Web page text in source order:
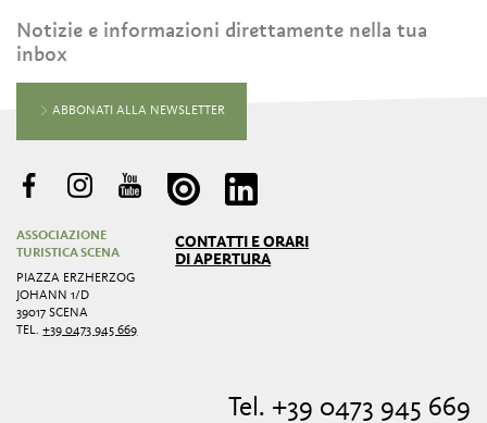
Notizie e informazioni direttamente nella tua
inbox
ABBONATI ALLA NEWSLETTER
ASSOCIAZIONE
TURISTICA SCENA
PIAZZA ERZHERZOG
JOHANN 1/D
39017 SCENA
TEL.+39 0473 945 669
CONTATTI E ORARI
DI APERTURA
Tel. +39 0473 945 669